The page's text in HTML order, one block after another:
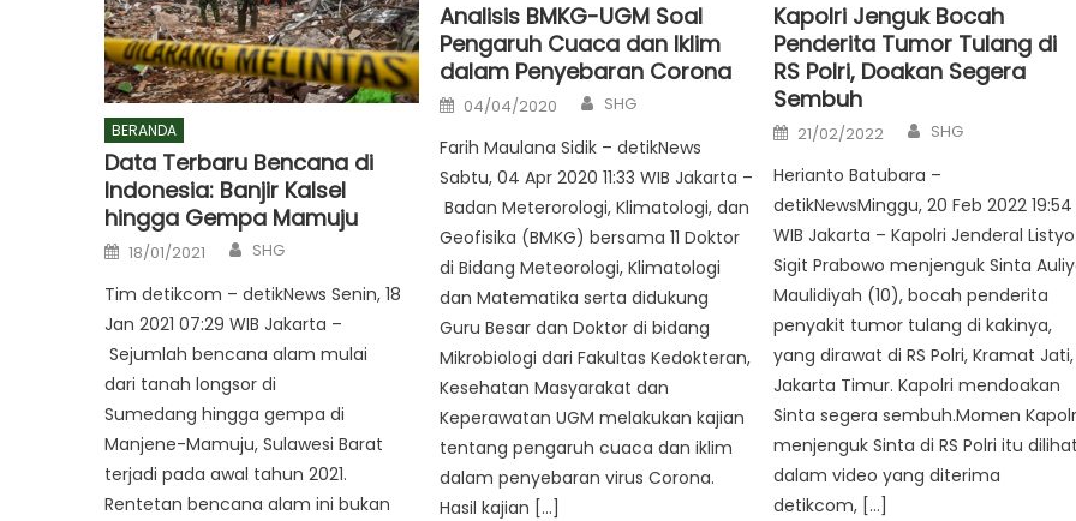
BERANDA
Data Terbaru Bencana di
Indonesia: Banjir Kalsel
hingga Gempa Mamuju
Posted
on
18/01/2021 Author
SHG
Tim detikcom – detikNews Senin, 18
Jan 2021 07:29 WIB Jakarta –
Sejumlah bencana alam mulai
dari tanah longsor di
Sumedang hingga gempa di
Manjene-Mamuju, Sulawesi Barat
terjadi pada awal tahun 2021.
Rentetan bencana alam ini bukan
Analisis BMKG-UGM Soal
Pengaruh Cuaca dan Iklim
dalam Penyebaran Corona
Posted
on
04/04/2020 Author
SHG
Farih Maulana Sidik – detikNews
Sabtu, 04 Apr 2020 11:33 WIB Jakarta –
Badan Meterorologi, Klimatologi, dan
Geofisika (BMKG) bersama 11 Doktor
di Bidang Meteorologi, Klimatologi
dan Matematika serta didukung
Guru Besar dan Doktor di bidang
Mikrobiologi dari Fakultas Kedokteran,
Kesehatan Masyarakat dan
Keperawatan UGM melakukan kajian
tentang pengaruh cuaca dan iklim
dalam penyebaran virus Corona.
Hasil kajian […]
Kapolri Jenguk Bocah
Penderita Tumor Tulang di
RS Polri, Doakan Segera
Sembuh
Posted
on
21/02/2022 Author
SHG
Herianto Batubara –
detikNewsMinggu, 20 Feb 2022 19:54
WIB Jakarta – Kapolri Jenderal Listyo
Sigit Prabowo menjenguk Sinta
Maulidiyah (10), bocah penderita
penyakit tumor tulang di kakinya,
yang dirawat di RS Polri, Kramat Jati,
Jakarta Timur. Kapolri mendoakan
Sinta segera sembuh.Momen
menjenguk Sinta di RS Polri itu dilihat
dalam video yang diterima
detikcom, […]